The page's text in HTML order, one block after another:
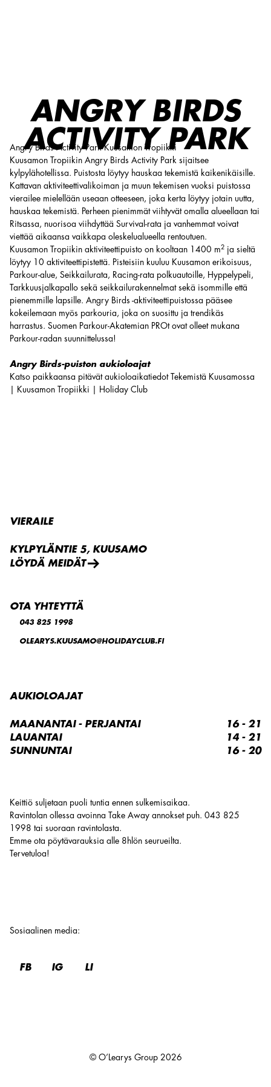
ANGRY BIRDS
ACTIVITY PARK
Angry Birds Activity Park Kuusamon Tropiikki
Kuusamon Tropiikin Angry Birds Activity Park sijaitsee
kylpylähotellissa. Puistosta löytyy hauskaa tekemistä kaikenikäisille.
Kattavan aktiviteettivalikoiman ja muun tekemisen vuoksi puistossa
vierailee mielellään useaan otteeseen, joka kerta löytyy jotain uutta,
hauskaa tekemistä. Perheen pienimmät viihtyvät omalla alueellaan tai
Ritsassa, nuorisoa viihdyttää Survival-rata ja vanhemmat voivat
viettää aikaansa vaikkapa oleskelualueella rentoutuen.
Kuusamon Tropiikin aktiviteettipuisto on kooltaan 1400 m2 ja sieltä
löytyy 10 aktiviteettipistettä. Pisteisiin kuuluu Kuusamon erikoisuus,
Parkour-alue, Seikkailurata, Racing-rata polkuautoille, Hyppelypeli,
Tarkkuusjalkapallo sekä seikkailurakennelmat sekä isommille että
pienemmille lapsille. Angry Birds -aktiviteettipuistossa pääsee
kokeilemaan myös parkouria, joka on suosittu ja trendikäs
harrastus. Suomen Parkour-Akatemian PROt ovat olleet mukana
Parkour-radan suunnittelussa!
Angry Birds-puiston aukioloajat
Katso paikkaansa pitävät aukioloaikatiedot
Tekemistä Kuusamossa
| Kuusamon Tropiikki | Holiday Club
Keittiö suljetaan puoli tuntia ennen sulkemisaikaa.
Ravintolan ollessa avoinna Take Away annokset puh. 043 825
1998 tai suoraan ravintolasta.
Emme ota pöytävarauksia alle 8hlön seurueilta.
Tervetuloa!
Sosiaalinen media:
FB IG LI
VIERAILE
KYLPYLÄNTIE 5, KUUSAMO
LÖYDÄ MEIDÄT
OTA YHTEYTTÄ
043 825 1998
OLEARYS.KUUSAMO@HOLIDAYCLUB.FI
AUKIOLOAJAT
MAANANTAI - PERJANTAI
16 - 21
LAUANTAI
14 - 21
SUNNUNTAI
16 - 20
© O’Learys Group 2026